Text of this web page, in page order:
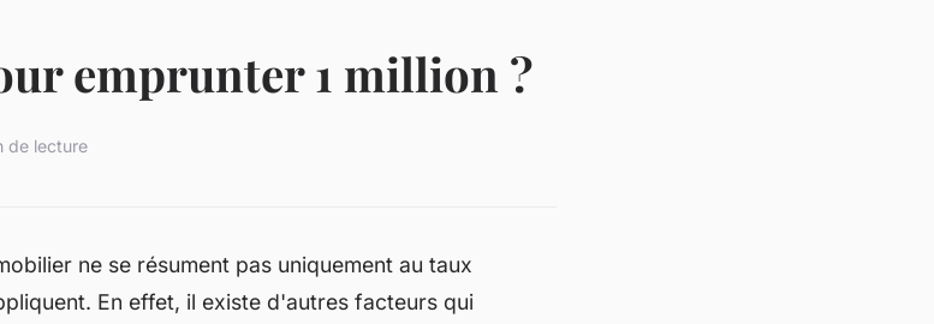
emprunter 1 million ?
de lecture
ne se résument pas uniquement au taux
En effet, il existe d'autres facteurs qui